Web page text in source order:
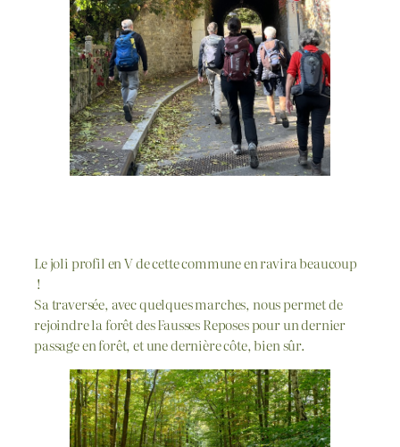
Le joli profil en V de cette commune en ravira beaucoup
!
Sa traversée, avec quelques marches, nous permet de
rejoindre la forêt des Fausses Reposes pour un dernier
passage en forêt, et une dernière côte, bien sûr.